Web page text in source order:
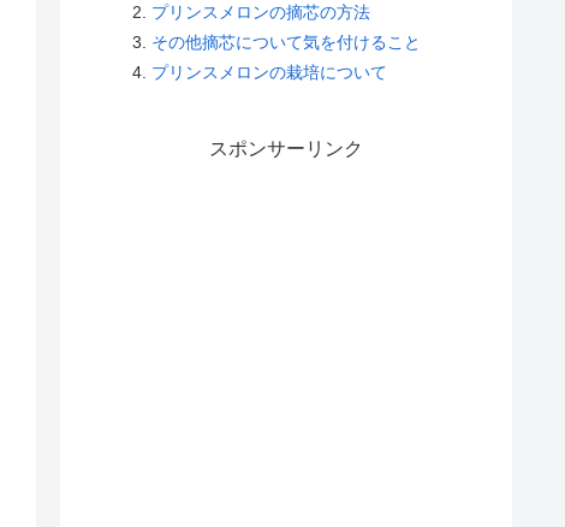
プリンスメロンの摘芯の方法
その他摘芯について気を付けること
プリンスメロンの栽培について
スポンサーリンク